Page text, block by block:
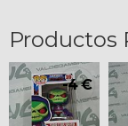
Productos
-4 €